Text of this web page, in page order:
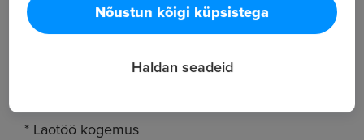
* Tõstukijuhtmine
* Laotöö kogemus
Nõustun kõigi küpsistega
Haldan seadeid